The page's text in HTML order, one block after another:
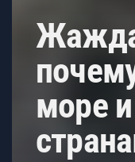
море